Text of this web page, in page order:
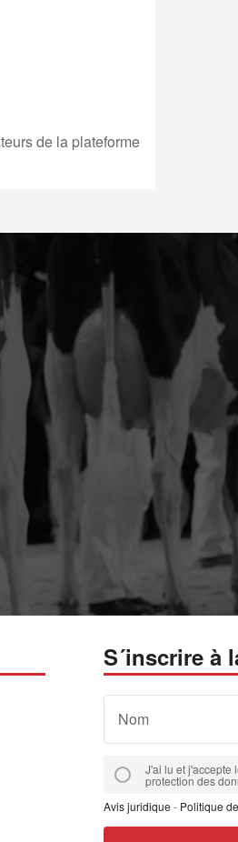
de la plateforme
S´inscrire à
Nom
J'ai lu et j'accepte
protection des
Avis juridique - Politique